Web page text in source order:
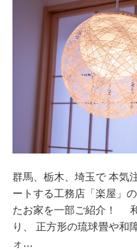
群馬、栃木、埼玉で 本気
ートする工務店「楽屋」
たお家を一部ご紹介！
り、 正方形の琉球畳や和
ォ…